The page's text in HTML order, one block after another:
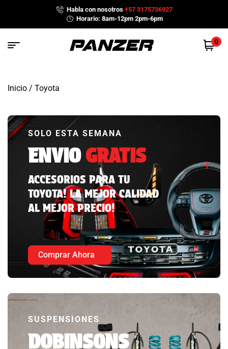
Habla con nosotros+57 3175736927
Horario: 8am-12pm 2pm-6pm
0
Inicio / Toyota
SOLO ESTA SEMANA
ENVIOGRATIS
ACCESORIOS PARA TU
TOYOTA! LA MEJOR CALIDAD
AL MEJOR PRECIO!
Comprar Ahora
SUSPENSIONES
DOBINSONS